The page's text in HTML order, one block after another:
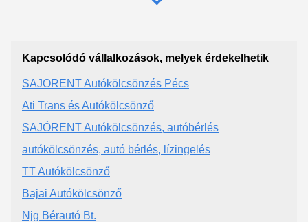
Kapcsolódó vállalkozások, melyek érdekelhetik
SAJORENT Autókölcsönzés Pécs
Ati Trans és Autókölcsönző
SAJÓRENT Autókölcsönzés, autóbérlés
autókölcsönzés, autó bérlés, lízingelés
TT Autókölcsönző
Bajai Autókölcsönző
Njg Bérautó Bt.